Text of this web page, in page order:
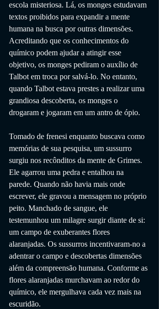
escola misteriosa. Lá, os monges estudavam
textos proibidos para expandir a mente
humana na busca por outras dimensões.
Acreditando que os conhecimentos do
químico podem ajudar a atingir esse
objetivo, os monges pediram o auxílio de
Talbot em troca por salvá-lo. No entanto,
quando Talbot estava prestes a realizar uma
grandiosa descoberta, os monges o
drogaram e jogaram em um antro de ópio.
Tomado de frenesi enquanto buscava como
memórias de sua pesquisa, um sussurro
surgiu nos recônditos da mente de Grimes.
Ele agarrou uma pedra e entalhou na
parede. Quando não havia mais onde
escrever, ele gravou a mensagem no próprio
peito. Manchado de sangue, ele
testemunhou um milagre surgir diante de si:
um campo de exuberantes flores
alaranjadas. Os sussurros incentivaram-no a
adentrar o campo e descobertas dimensões
além da compreensão humana. Conforme as
flores alaranjadas murchavam ao redor do
químico, ele mergulhava cada vez mais na
escuridão.